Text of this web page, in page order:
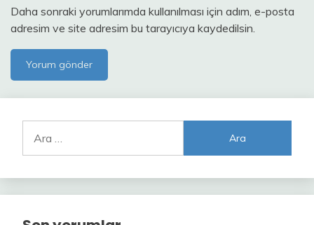
Daha sonraki yorumlarımda kullanılması için adım, e-posta
adresim ve site adresim bu tarayıcıya kaydedilsin.